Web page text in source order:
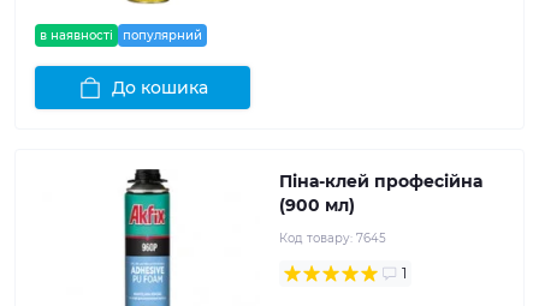
в наявності популярний
До кошика
Піна-клей професійна
(900 мл)
Код товару: 7645
1